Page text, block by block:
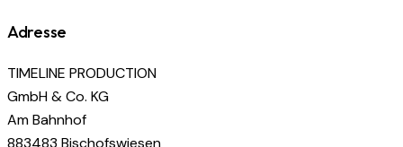
Adresse
TIMELINE PRODUCTION
GmbH & Co. KG
Am Bahnhof
883483 Bischofswiesen